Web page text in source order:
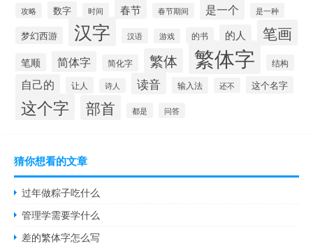
攻略 数字 时间 春节 春节期间 是一个 是一种
梦幻西游 汉字 汉语 游戏 的书 的人 笔画
笔顺 简体字 简化字 繁体 繁体字 结构
自己的 让人 诗人 读音 输入法 还不 这个名字
这个字 部首 都是 问答
猜你想看的文章
过年做粽子吃什么
管理学需要学什么
差的繁体字怎么写